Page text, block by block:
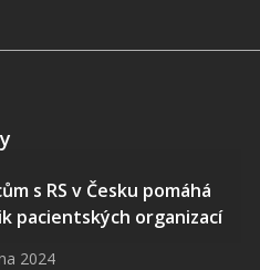
s RS v Česku pomáhá
pacientských organizací
2024